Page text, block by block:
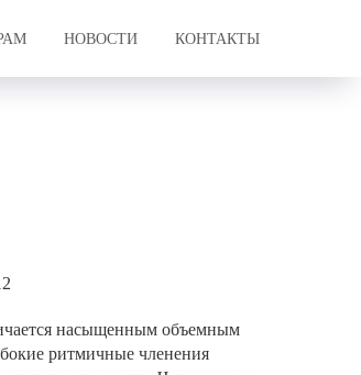
НОВОСТИ КОНТАКТЫ
насыщенным объемным
ритмичные членения